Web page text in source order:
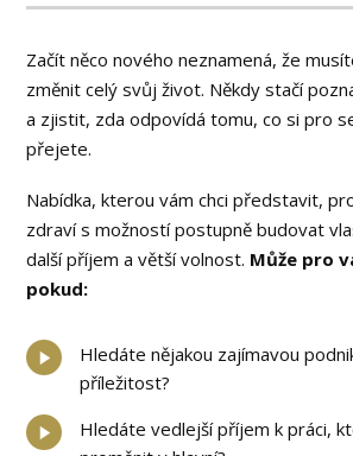
Začít něco nového neznamená, že
změnit celý svůj život. Někdy stačí
a zjistit, zda odpovídá tomu, co si pro
přejete.
Nabídka, kterou vám chci představit,
zdraví s možností postupně budovat
další příjem a větší volnost. Může pro
pokud:
Hledáte nějakou zajímavou
příležitost?
Hledáte vedlejší příjem k práci,